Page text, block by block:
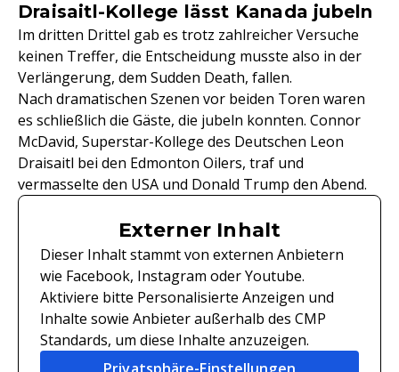
Draisaitl-Kollege lässt Kanada jubeln
Im dritten Drittel gab es trotz zahlreicher Versuche
keinen Treffer, die Entscheidung musste also in der
Verlängerung, dem Sudden Death, fallen.
Nach dramatischen Szenen vor beiden Toren waren
es schließlich die Gäste, die jubeln konnten. Connor
McDavid, Superstar-Kollege des Deutschen Leon
Draisaitl bei den Edmonton Oilers, traf und
vermasselte den USA und Donald Trump den Abend.
Externer Inhalt
Dieser Inhalt stammt von externen Anbietern
wie Facebook, Instagram oder Youtube.
Aktiviere bitte Personalisierte Anzeigen und
Inhalte sowie Anbieter außerhalb des CMP
Standards, um diese Inhalte anzuzeigen.